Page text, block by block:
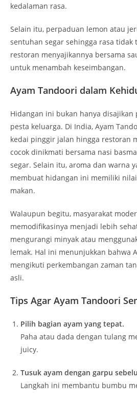
kedalaman rasa.
Selain itu, perpaduan lemon atau
sentuhan segar sehingga rasa tidak
restoran menyajikannya bersama
untuk menambah keseimbangan.
Ayam Tandoori dalam
Hidangan ini bukan hanya disajikan
pesta keluarga. Di India, Ayam
kedai pinggir jalan hingga restoran
cocok dinikmati bersama nasi
segar. Selain itu, aroma dan warna
membuat hidangan ini memiliki
makan.
Walaupun begitu, masyarakat
memodifikasinya menjadi lebih
mengurangi minyak atau
lemak. Hal ini menunjukkan bahwa
mengikuti perkembangan zaman
asli.
Tips Agar Ayam Tandoori
Pilih bagian ayam yang tepat.
Paha atau dada dengan tulang
juicy.
Tusuk ayam dengan garpu
Langkah ini membantu bumbu